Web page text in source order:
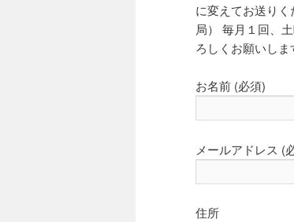
に変えてお送り
局） 毎月１回、
ろしくお願いしま
お名前 (必須)
メールアドレス (
住所